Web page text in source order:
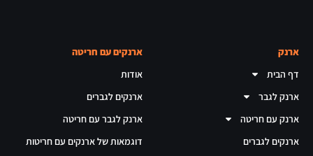
ארנק
דף הבית
ארנק לגבר
ארנק עם חריטה
ארנקים לגברים
ארנקים עם חריטה
אודות
ארנקים לגברים
ארנק לגבר עם חריטה
דוגמאות של ארנקים עם חריטות